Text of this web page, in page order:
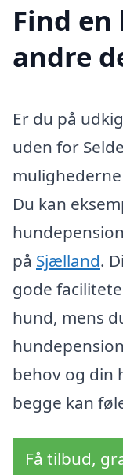
Find
andre
Er du på
uden for
Du kan
på Sjælland.
gode
hund, mens
behov og din
begge kan
Få tilbud,